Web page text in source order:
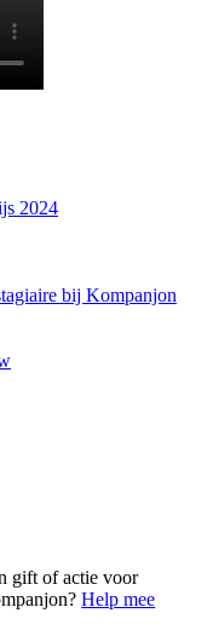
2024
bij Kompanjon
gift of actie voor
Help mee